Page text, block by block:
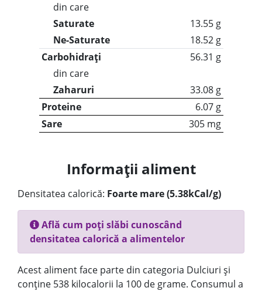
din care
Saturate
13.55 g
Ne-Saturate
18.52 g
Carbohidrați
56.31 g
din care
Zaharuri
33.08 g
Proteine
6.07 g
Sare
305 mg
Informații aliment
Densitatea calorică: Foarte mare (5.38kCal/g)
Află cum poți slăbi cunoscând
densitatea calorică a alimentelor
Acest aliment face parte din categoria Dulciuri și
conține 538 kilocalorii la 100 de grame. Consumul a